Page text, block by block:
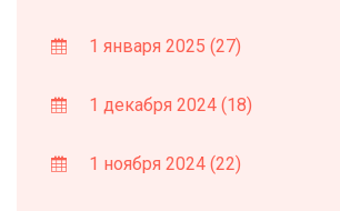
1 января 2025 (27)
1 декабря 2024 (18)
1 ноября 2024 (22)